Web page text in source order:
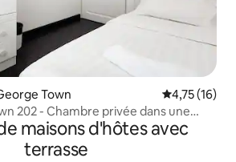
Town Évaluation
4,75 (16)
202 - Chambre privée dans une
maisons d'hôtes avec
terrasse